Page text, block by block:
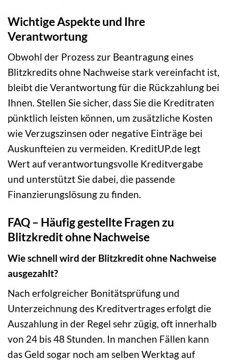
Wichtige Aspekte und Ihre
Verantwortung
Obwohl der Prozess zur Beantragung eines
Blitzkredits ohne Nachweise stark vereinfacht ist,
bleibt die Verantwortung für die Rückzahlung bei
Ihnen. Stellen Sie sicher, dass Sie die Kreditraten
pünktlich leisten können, um zusätzliche Kosten
wie Verzugszinsen oder negative Einträge bei
Auskunfteien zu vermeiden. KreditUP.de legt
Wert auf verantwortungsvolle Kreditvergabe
und unterstützt Sie dabei, die passende
Finanzierungslösung zu finden.
FAQ – Häufig gestellte Fragen zu
Blitzkredit ohne Nachweise
Wie schnell wird der Blitzkredit ohne Nachweise
ausgezahlt?
Nach erfolgreicher Bonitätsprüfung und
Unterzeichnung des Kreditvertrages erfolgt die
Auszahlung in der Regel sehr zügig, oft innerhalb
von 24 bis 48 Stunden. In manchen Fällen kann
das Geld sogar noch am selben Werktag auf